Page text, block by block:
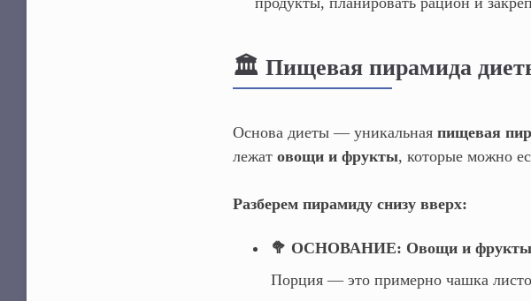
🏛️ Пищевая пирамида
Основа диеты — уникальная пищевая
лежат овощи и фрукты, которые можно
Разберем пирамиду снизу вверх:
🥦 ОСНОВАНИЕ: Овощи и
Порция — это примерно чашка